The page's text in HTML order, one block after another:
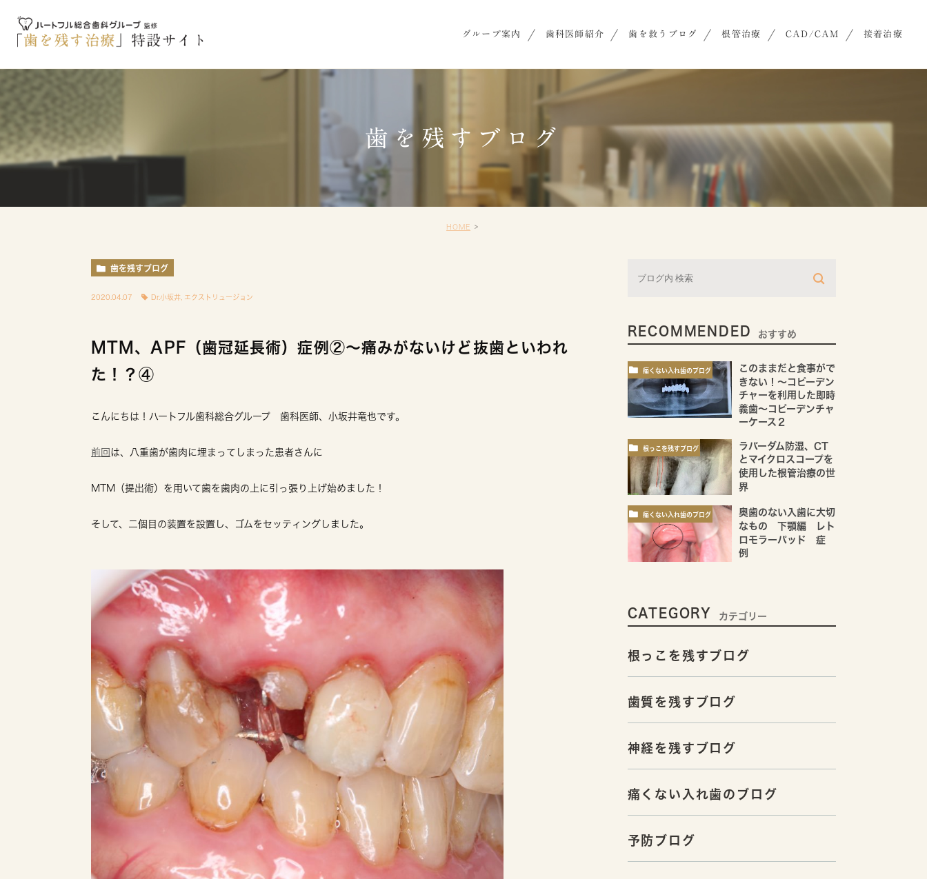
グループ案内 歯科医師紹介 歯を救うブログ 根管治療 CAD/CAM 接着治療
歯を残すブログ
HOME
歯を残すブログ
2020.04.07 Dr.小坂井 エクストリュージョン
MTM、APF（歯冠延長術）症例②～痛みがないけど抜歯といわれ
た！？④
こんにちは！ハートフル歯科総合グループ 歯科医師、小坂井竜也です。
前回 は、八重歯が歯肉に埋まってしまった患者さんに
MTM（提出術）を用いて歯を歯肉の上に引っ張り上げ始めました！
そして、二個目の装置を設置し、ゴムをセッティングしました。
RECOMMENDED おすすめ
痛くない入れ歯のブログ
このままだと食事がで
きない！～コピーデン
チャーを利用した即時
義歯～コピーデンチャ
ーケース２
根っこを残すブログ
ラバーダム防湿、CT
とマイクロスコープを
使用した根管治療の世
界
痛くない入れ歯のブログ
奥歯のない入歯に大切
なもの 下顎編 レト
ロモラーパッド 症
例
CATEGORY カテゴリー
根っこを残すブログ
歯質を残すブログ
神経を残すブログ
痛くない入れ歯のブログ
予防ブログ